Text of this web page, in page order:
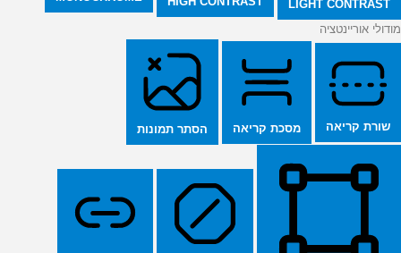
LIGHT CONTRAST
מודולי אוריינטציה
שורת קריאה מסכת קריאה הסתר תמונות